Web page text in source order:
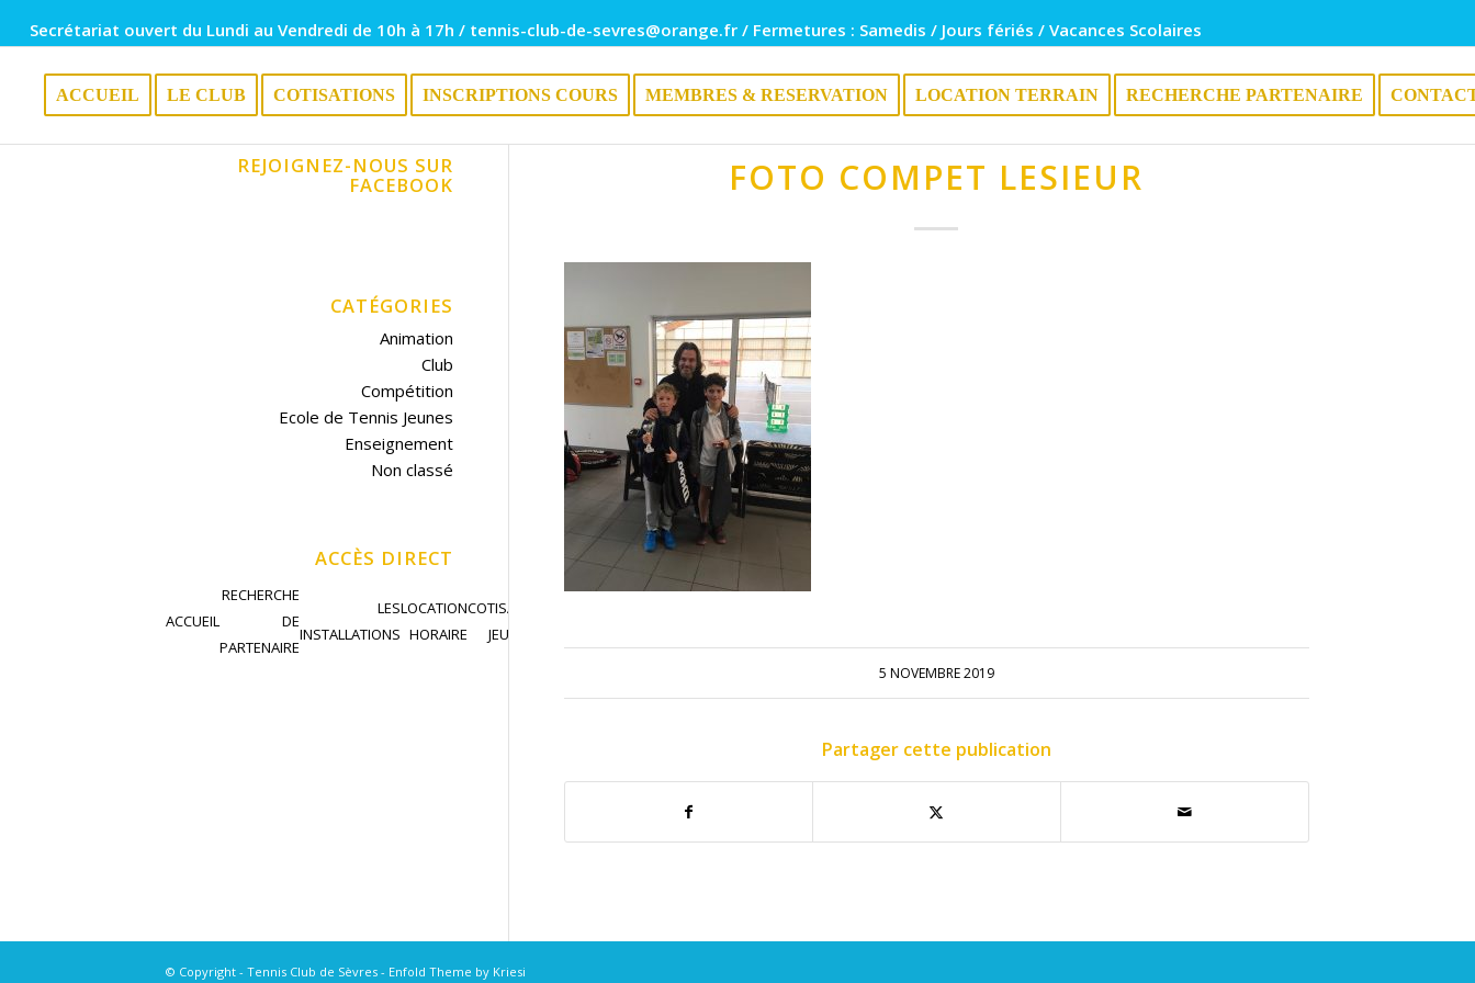
Secrétariat ouvert du Lundi au Vendredi de 10h à 17h / tennis-club-de-sevres@orange.fr / Fermetures : Samedis / Jours fériés / Vacances Scolaires
ACCUEIL LE CLUB COTISATIONS INSCRIPTIONS COURS MEMBRES & RESERVATION LOCATION TERRAIN RECHERCHE PARTENAIRE
FOTO COMPET LESIEUR
5 NOVEMBRE 2019
Partager cette publication
REJOIGNEZ-NOUS SUR
FACEBOOK
CATÉGORIES
Animation
Club
Compétition
Ecole de Tennis Jeunes
Enseignement
Non classé
ACCÈS DIRECT
ACCUEIL
RECHERCHE
DE
PARTENAIRE
LES
INSTALLATIONS
LOCATION
HORAIRE
COTISATION
JEU LIBRE
© Copyright - Tennis Club de Sèvres - Enfold Theme by Kriesi